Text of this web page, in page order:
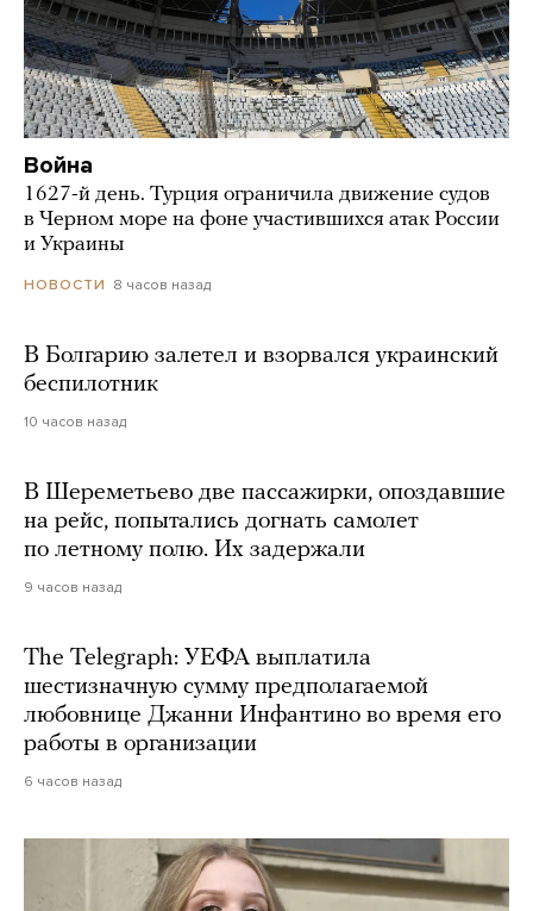
Война
1627-й день. Турция ограничила движение судов
в Черном море на фоне участившихся атак России
и Украины
НОВОСТИ 8 часов назад
В Болгарию залетел и взорвался украинский
беспилотник
10 часов назад
В Шереметьево две пассажирки, опоздавшие
на рейс, попытались догнать самолет
по летному полю. Их задержали
9 часов назад
The Telegraph: УЕФА выплатила
шестизначную сумму предполагаемой
любовнице Джанни Инфантино во время его
работы в организации
6 часов назад